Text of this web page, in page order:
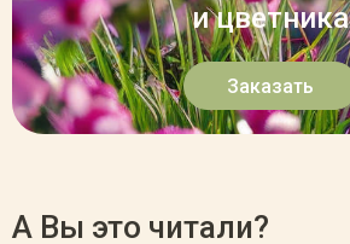
и цветника
Заказать
А Вы это читали?